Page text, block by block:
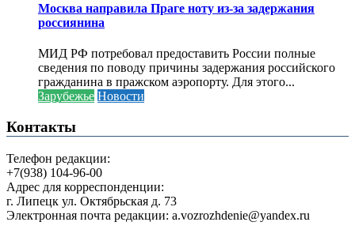
Москва направила Праге ноту из-за задержания
россиянина
МИД РФ потребовал предоставить России полные
сведения по поводу причины задержания российского
гражданина в пражском аэропорту. Для этого...
Зарубежье Новости
Контакты
Телефон редакции:
+7(938) 104-96-00
Адрес для корреспонденции:
г. Липецк ул. Октябрьская д. 73
Электронная почта редакции: a.vozrozhdenie@yandex.ru